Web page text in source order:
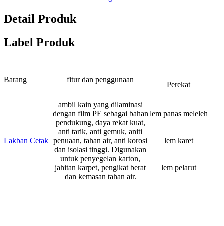
Detail Produk
Label Produk
Barang fitur dan penggunaan
Perekat
Lakban Cetak
ambil kain yang dilaminasi
dengan film PE sebagai bahan
pendukung, daya rekat kuat,
anti tarik, anti gemuk, aniti
penuaan, tahan air, anti korosi
dan isolasi tinggi. Digunakan
untuk penyegelan karton,
jahitan karpet, pengikat berat
dan kemasan tahan air.
lem panas meleleh
lem karet
lem pelarut